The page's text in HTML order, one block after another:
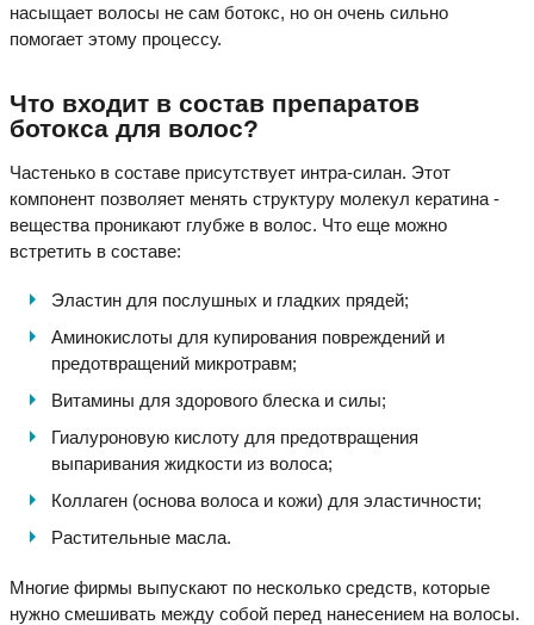
насыщает волосы не сам ботокс, но он очень сильно
помогает этому процессу.
Что входит в состав препаратов
ботокса для волос?
Частенько в составе присутствует интра-силан. Этот
компонент позволяет менять структуру молекул кератина -
вещества проникают глубже в волос. Что еще можно
встретить в составе:
Эластин для послушных и гладких прядей;
Аминокислоты для купирования повреждений и
предотвращений микротравм;
Витамины для здорового блеска и силы;
Гиалуроновую кислоту для предотвращения
выпаривания жидкости из волоса;
Коллаген (основа волоса и кожи) для эластичности;
Растительные масла.
Многие фирмы выпускают по несколько средств, которые
нужно смешивать между собой перед нанесением на волосы.